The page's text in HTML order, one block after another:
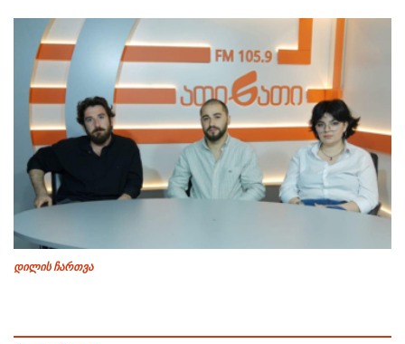
დილის ჩართვა